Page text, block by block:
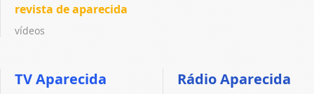
revista de aparecida
vídeos
TV Aparecida Rádio Aparecida